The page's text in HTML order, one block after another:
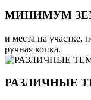
МИНИМУМ
и места на участке,
ручная копка.
РАЗЛИЧНЫЕ